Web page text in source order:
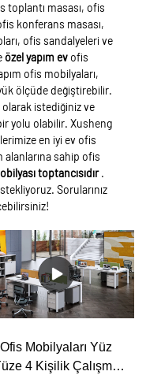
toplantı masası, ofis
konferans masası,
ofis sandalyeleri ve
özel yapım evofis
ofis mobilyaları,
ölçüde değiştirebilir.
olarak istediğiniz ve
yolu olabilir. Xusheng
en iyi ev ofis
alanlarına sahip ofis
toptancısıdır.
Sorularınız
Ofis Mobilyaları Yüz
4 Kişilik Çalışma